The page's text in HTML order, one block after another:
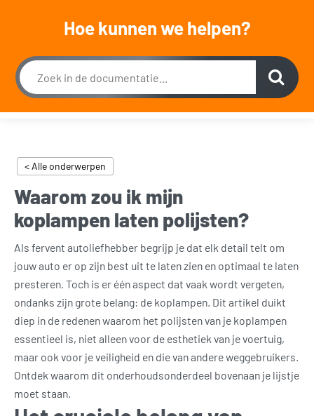
Dagelijks bereikbaar op werkdagen tussen 09:00 en 18:00 en zaterdag tussen 11:30 en
18:00 op 015 2001 185
0
Hoe kunnen we helpen?
< Alle onderwerpen
Waarom zou ik mijn
koplampen laten polijsten?
Als fervent autoliefhebber begrijp je dat elk detail telt om
jouw auto er op zijn best uit te laten zien en optimaal te laten
presteren. Toch is er één aspect dat vaak wordt vergeten,
ondanks zijn grote belang: de koplampen. Dit artikel duikt
diep in de redenen waarom het polijsten van je koplampen
essentieel is, niet alleen voor de esthetiek van je voertuig,
maar ook voor je veiligheid en die van andere weggebruikers.
Ontdek waarom dit onderhoudsonderdeel bovenaan je lijstje
moet staan.